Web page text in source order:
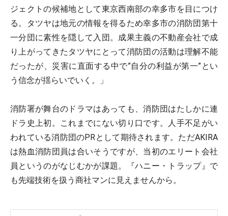
ジェクトの候補地として東京西南部の幸多市を目につけ
る。タツヤは地元の情報を得るため幸多市の消防団第十
一分団に素性を隠して入団。成果主義の不動産会社で成
り上がってきたタツヤにとって消防団の活動は理解不能
だったが、災害に直面する中で”自分の利益が第一”とい
う信念が揺らいでいく。」
消防署が舞台のドラマはあっても、消防団はたしかに連
ドラ史上初。これまでにない切り口です。人手不足がい
われている消防団のPRとして期待されます。ただAKIRA
は熱血消防団員は合いそうですが、当初のエリート会社
員というのがなじむかが課題。『ハニー・トラップ』で
も先端技術を扱う商社マンに見えませんから。